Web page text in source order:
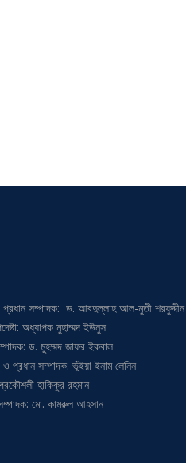
প্রধান সম্পাদক: ড. আবদুল্লাহ আল-মুতী শরফুদ্দীন
অধ্যাপক মুহাম্মদ ইউনুস
ড. মুহম্মদ জাফর ইকবাল
ও প্রধান সম্পাদক: ভূঁইয়া ইনাম লেনিন
হাকিকুর রহমান
মো. কামরুল আহসান